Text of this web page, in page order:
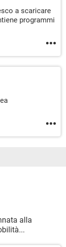
a scaricare
programmi
alla